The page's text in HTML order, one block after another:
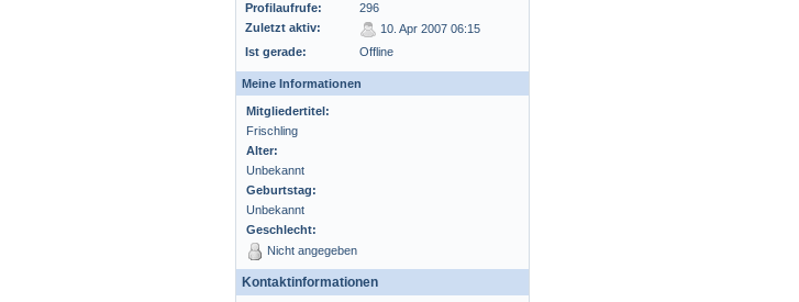
Profilaufrufe:
296
Zuletzt aktiv:
10. Apr 2007 06:15
Ist gerade:
Offline
Meine Informationen
Mitgliedertitel:
Frischling
Alter:
Unbekannt
Geburtstag:
Unbekannt
Geschlecht:
Nicht angegeben
Kontaktinformationen